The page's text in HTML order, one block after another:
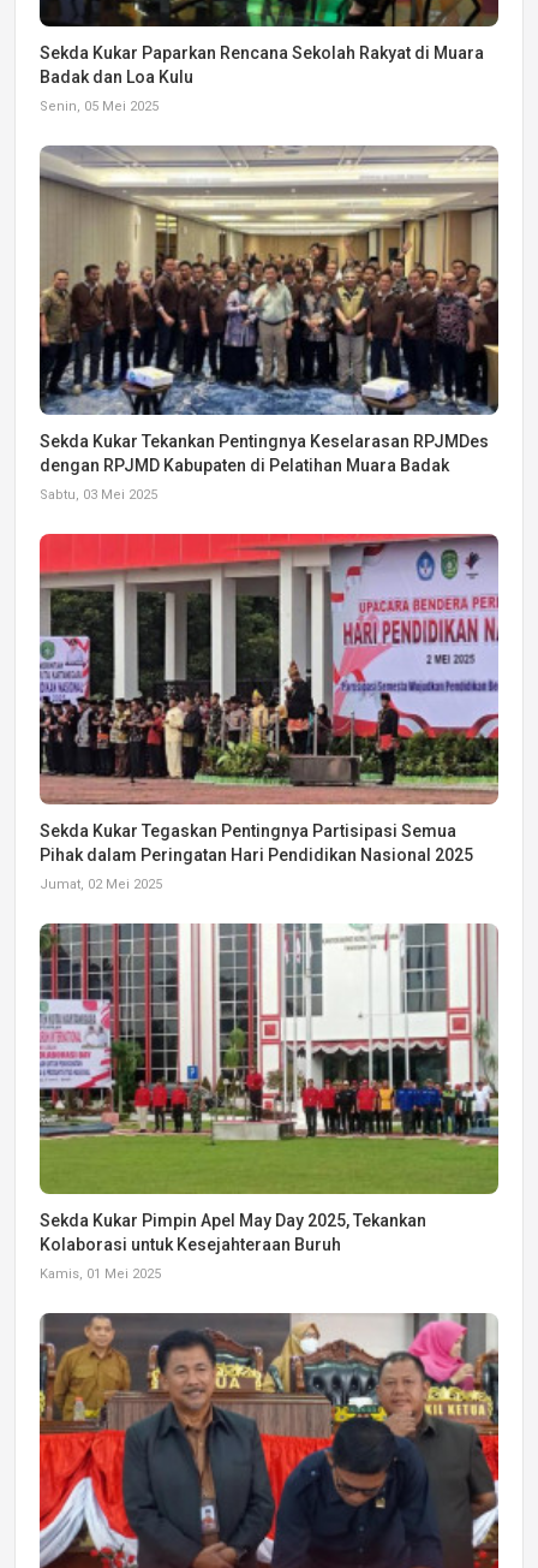
Sekda Kukar Paparkan Rencana Sekolah Rakyat di Muara
Badak dan Loa Kulu
Senin, 05 Mei 2025
Sekda Kukar Tekankan Pentingnya Keselarasan RPJMDes
dengan RPJMD Kabupaten di Pelatihan Muara Badak
Sabtu, 03 Mei 2025
Sekda Kukar Tegaskan Pentingnya Partisipasi Semua
Pihak dalam Peringatan Hari Pendidikan Nasional 2025
Jumat, 02 Mei 2025
Sekda Kukar Pimpin Apel May Day 2025, Tekankan
Kolaborasi untuk Kesejahteraan Buruh
Kamis, 01 Mei 2025